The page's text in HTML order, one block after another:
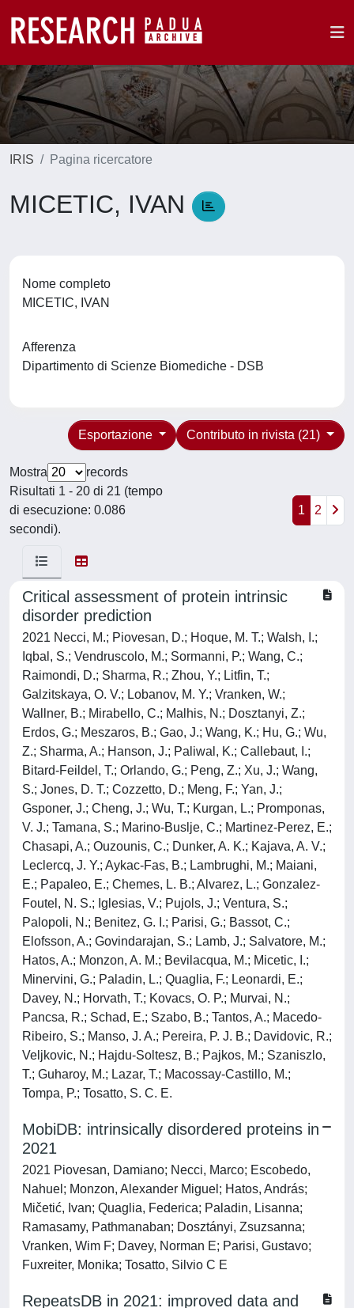
IRIS Pagina ricercatore
MICETIC, IVAN
Nome completo
MICETIC, IVAN
Afferenza
Dipartimento di Scienze Biomediche - DSB
Contributo in rivista (21)
Esportazione
Mostra
records
Risultati 1 - 20 di 21 (tempo
di esecuzione: 0.086
secondi).
1 2
Critical assessment of protein intrinsic
disorder prediction
2021 Necci, M.; Piovesan, D.; Hoque, M. T.; Walsh, I.;
Iqbal, S.; Vendruscolo, M.; Sormanni, P.; Wang, C.;
Raimondi, D.; Sharma, R.; Zhou, Y.; Litfin, T.;
Galzitskaya, O. V.; Lobanov, M. Y.; Vranken, W.;
Wallner, B.; Mirabello, C.; Malhis, N.; Dosztanyi, Z.;
Erdos, G.; Meszaros, B.; Gao, J.; Wang, K.; Hu, G.; Wu,
Z.; Sharma, A.; Hanson, J.; Paliwal, K.; Callebaut, I.;
Bitard-Feildel, T.; Orlando, G.; Peng, Z.; Xu, J.; Wang,
S.; Jones, D. T.; Cozzetto, D.; Meng, F.; Yan, J.;
Gsponer, J.; Cheng, J.; Wu, T.; Kurgan, L.; Promponas,
V. J.; Tamana, S.; Marino-Buslje, C.; Martinez-Perez, E.;
Chasapi, A.; Ouzounis, C.; Dunker, A. K.; Kajava, A. V.;
Leclercq, J. Y.; Aykac-Fas, B.; Lambrughi, M.; Maiani,
E.; Papaleo, E.; Chemes, L. B.; Alvarez, L.; Gonzalez-
Foutel, N. S.; Iglesias, V.; Pujols, J.; Ventura, S.;
Palopoli, N.; Benitez, G. I.; Parisi, G.; Bassot, C.;
Elofsson, A.; Govindarajan, S.; Lamb, J.; Salvatore, M.;
Hatos, A.; Monzon, A. M.; Bevilacqua, M.; Micetic, I.;
Minervini, G.; Paladin, L.; Quaglia, F.; Leonardi, E.;
Davey, N.; Horvath, T.; Kovacs, O. P.; Murvai, N.;
Pancsa, R.; Schad, E.; Szabo, B.; Tantos, A.; Macedo-
Ribeiro, S.; Manso, J. A.; Pereira, P. J. B.; Davidovic, R.;
Veljkovic, N.; Hajdu-Soltesz, B.; Pajkos, M.; Szaniszlo,
T.; Guharoy, M.; Lazar, T.; Macossay-Castillo, M.;
Tompa, P.; Tosatto, S. C. E.
MobiDB: intrinsically disordered proteins in
2021
2021 Piovesan, Damiano; Necci, Marco; Escobedo,
Nahuel; Monzon, Alexander Miguel; Hatos, András;
Mičetić, Ivan; Quaglia, Federica; Paladin, Lisanna;
Ramasamy, Pathmanaban; Dosztányi, Zsuzsanna;
Vranken, Wim F; Davey, Norman E; Parisi, Gustavo;
Fuxreiter, Monika; Tosatto, Silvio C E
RepeatsDB in 2021: improved data and